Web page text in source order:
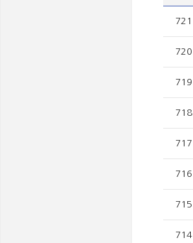
721
720
719
718
717
716
715
714